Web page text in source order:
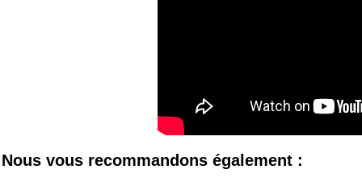
Nous vous recommandons également :